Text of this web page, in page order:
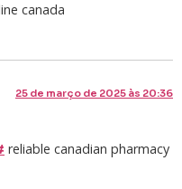
canada
25 de março de 2025 às 20:36
reliable canadian pharmacy